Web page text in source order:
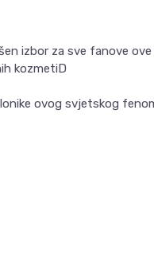
izbor za sve fanove
kozmetiD
ovog svjetskog